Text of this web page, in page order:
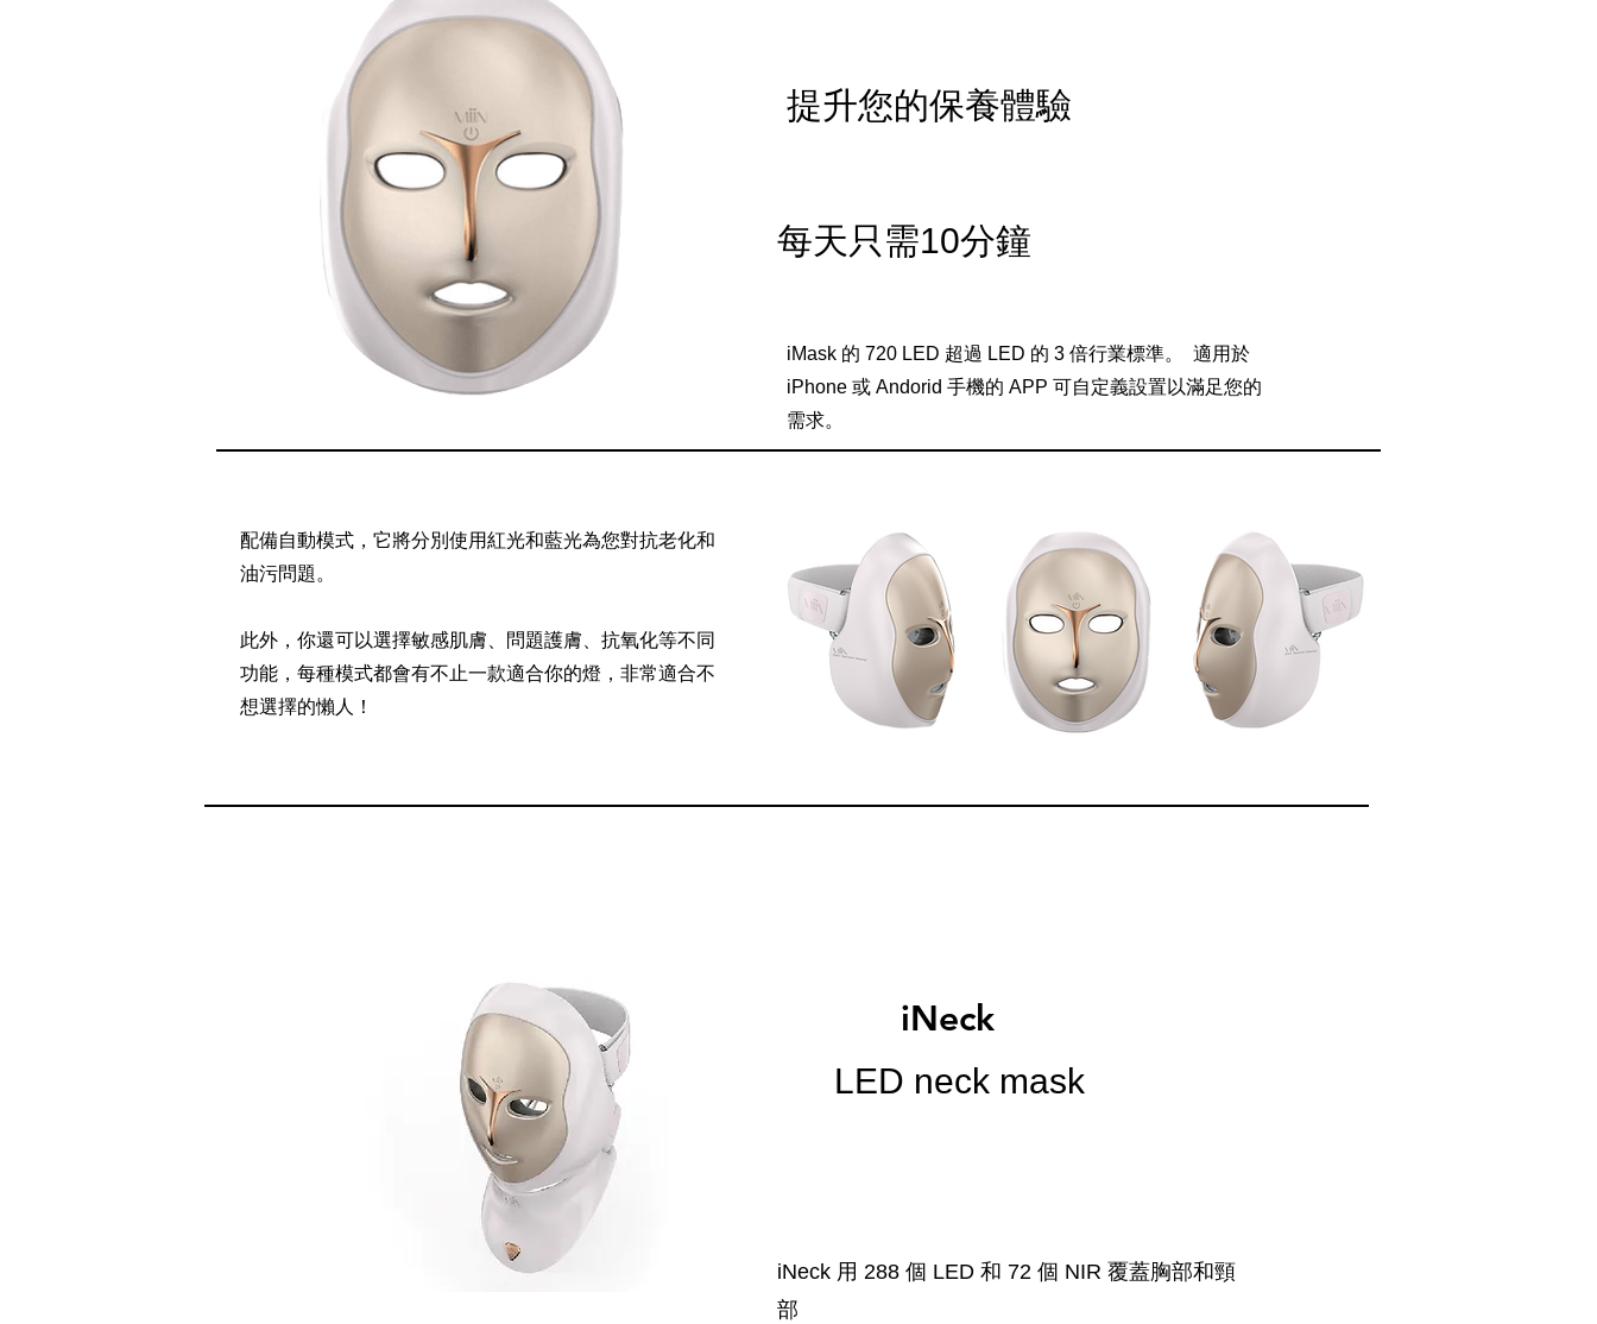
提升您的保養體驗
每天只需10分鐘
iMask 的 720 LED 超過 LED 的 3 倍行業標準。 適用於
iPhone 或 Andorid 手機的 APP 可自定義設置以滿足您的
需求。
配備自動模式，它將分別使用紅光和藍光為您對抗老化和
油污問題。
此外，你還可以選擇敏感肌膚、問題護膚、抗氧化等不同
功能，每種模式都會有不止一款適合你的燈，非常適合不
想選擇的懶人！
iNeck
LED neck mask
iNeck 用 288 個 LED 和 72 個 NIR 覆蓋胸部和頸
部